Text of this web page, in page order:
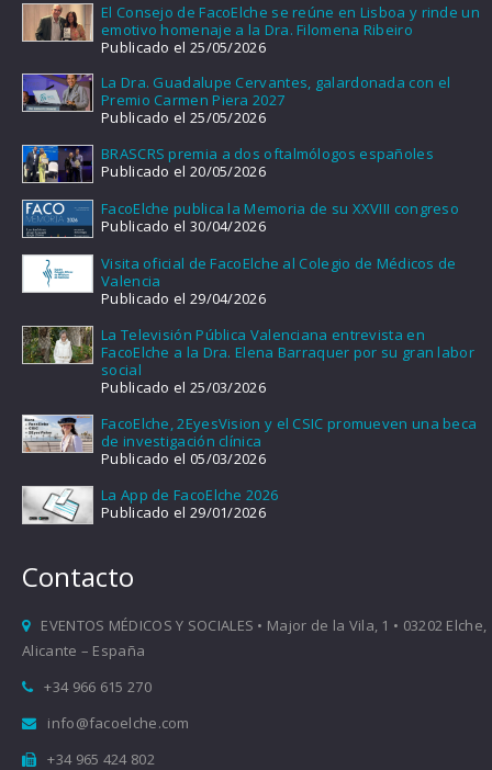
El Consejo de FacoElche se reúne en Lisboa y rinde un
emotivo homenaje a la Dra. Filomena Ribeiro
Publicado el 25/05/2026
La Dra. Guadalupe Cervantes, galardonada con el
Premio Carmen Piera 2027
Publicado el 25/05/2026
BRASCRS premia a dos oftalmólogos españoles
Publicado el 20/05/2026
FacoElche publica la Memoria de su XXVIII congreso
Publicado el 30/04/2026
Visita oficial de FacoElche al Colegio de Médicos de
Valencia
Publicado el 29/04/2026
La Televisión Pública Valenciana entrevista en
FacoElche a la Dra. Elena Barraquer por su gran labor
social
Publicado el 25/03/2026
FacoElche, 2EyesVision y el CSIC promueven una beca
de investigación clínica
Publicado el 05/03/2026
La App de FacoElche 2026
Publicado el 29/01/2026
Contacto
EVENTOS MÉDICOS Y SOCIALES • Major de la Vila, 1 • 03202 Elche,
Alicante – España
+34 966 615 270
info@facoelche.com
+34 965 424 802